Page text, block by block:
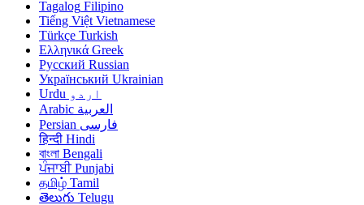
Tagalog Filipino
Tiếng Việt Vietnamese
Türkçe Turkish
Ελληνικά Greek
Русский Russian
Український Ukrainian
اردو Urdu
العربية Arabic
فارسی Persian
हिन्दी Hindi
বাংলা Bengali
ਪੰਜਾਬੀ Punjabi
தமிழ் Tamil
తెలుగు Telugu